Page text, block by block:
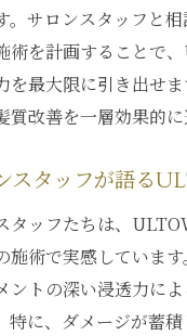
。サロンスタッフと
術を計画することで
を最大限に引き出せ
質改善を一層効果的に
スタッフが語る
タッフたちは、
施術で実感していま
ントの深い浸透力に
特に、ダメージが蓄